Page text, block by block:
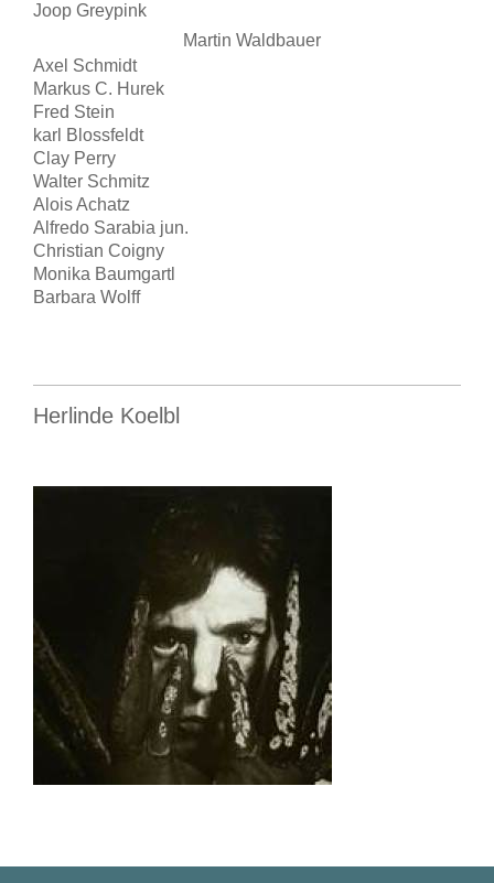
Joop Greypink
Martin Waldbauer
Axel Schmidt
Markus C. Hurek
Fred Stein
karl Blossfeldt
Clay Perry
Walter Schmitz
Alois Achatz
Alfredo Sarabia jun.
Christian Coigny
Monika Baumgartl
Barbara Wolff
Herlinde Koelbl